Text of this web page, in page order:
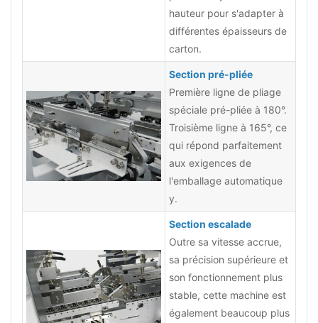
hauteur pour s'adapter à
différentes épaisseurs de
carton.
Section pré-pliée
Première ligne de pliage
spéciale pré-pliée à 180°.
Troisième ligne à 165°, ce
qui répond parfaitement
aux exigences de
l'emballage automatique
y.
Section escalade
Outre sa vitesse accrue,
sa précision supérieure et
son fonctionnement plus
stable, cette machine est
également beaucoup plus